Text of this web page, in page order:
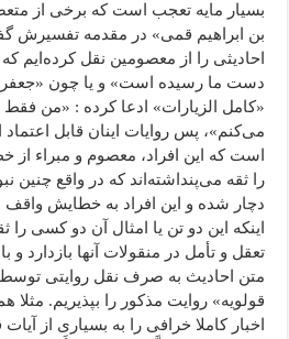
بسیار مایه تعجب است که برخی از
بن ابراهیم قمی» در مقدمه تفسیرش
احادیثی را از معصومین نقل کرده‌ایم
دست ما رسیده است» و یا چون «جعفر
«کامل الزیارات» ادعا کرده : «من فقط
می‌کنم»، پس روایات اینان قابل
است که این افراد، معصوم و مبراء از
را ثقه می‌پنداشته‌اند که در واقع چنین
دچار شده و این افراد به خطایش واقف
اینکه این دو تن یا امثال آن دو کسی را
تعقل و تأمل در منقولات آنها بازدارد
متن احادیث به صرف نقل روایتی توسط
قولویه» روایت مذکور را بپذیریم. مثلا
اخبار کاملا خرافی را به بسیاری از